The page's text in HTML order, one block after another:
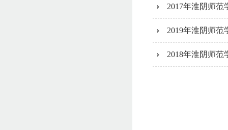
2017年淮阴师范
2019年淮阴师范
2018年淮阴师范